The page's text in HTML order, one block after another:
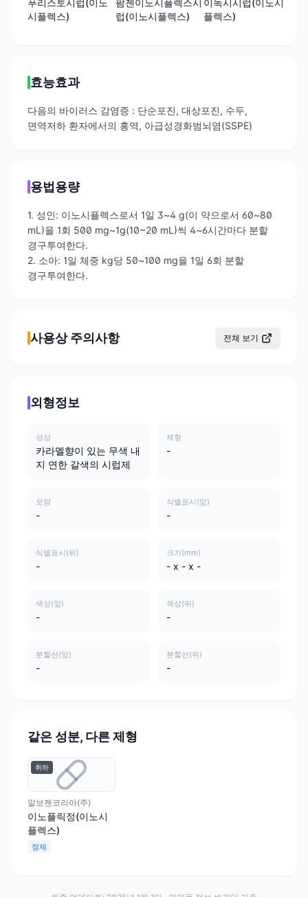
시플렉스)
럽(이노시플렉스)
플렉스)
효능효과
다음의 바이러스 감염증 : 단순포진, 대상포진, 수두,
면역저하 환자에서의 홍역, 아급성경화범뇌염(SSPE)
용법용량
1. 성인: 이노시플렉스로서 1일 3~4 g(이 약으로서 60~80
mL)을 1회 500 mg~1g(10~20 mL)씩 4~6시간마다 분할
경구투여한다.
2. 소아: 1일 체중 kg당 50~100 mg을 1일 6회 분할
경구투여한다.
사용상 주의사항 전체 보기
외형정보
성상
카라멜향이 있는 무색 내
지 연한 갈색의 시럽제
제형
-
모양
-
식별표시(앞)
-
식별표시(뒤)
-
크기(mm)
- x - x -
색상(앞)
-
색상(뒤)
-
분할선(앞)
-
분할선(뒤)
-
같은 성분, 다른 제형
취하
알보젠코리아(주)
이노플릭정(이노시
플렉스)
정제